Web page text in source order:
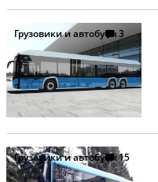
Грузовики и автобусы3
Грузовики и автобусы15